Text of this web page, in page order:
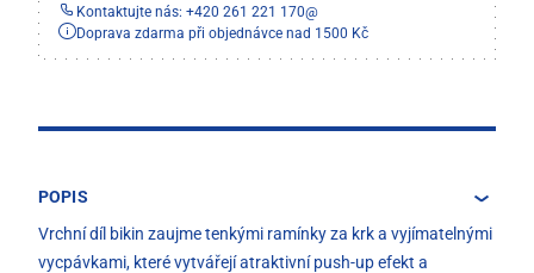
Kontaktujte nás: +420 261 221 170@
Doprava zdarma při objednávce nad 1500 Kč
POPIS
Vrchní díl bikin zaujme tenkými ramínky za krk a vyjímatelnými
vycpávkami, které vytvářejí atraktivní push-up efekt a